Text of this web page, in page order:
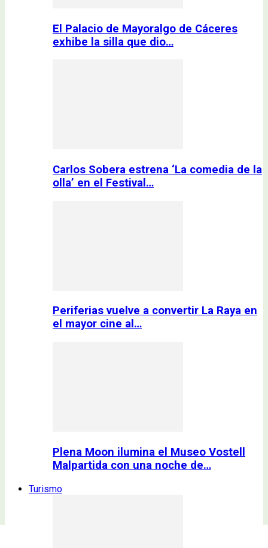
El Palacio de Mayoralgo de Cáceres
exhibe la silla que dio…
Carlos Sobera estrena ‘La comedia de la
olla’ en el Festival…
Periferias vuelve a convertir La Raya en
el mayor cine al…
Plena Moon ilumina el Museo Vostell
Malpartida con una noche de…
Turismo